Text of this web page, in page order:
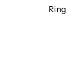
Ring